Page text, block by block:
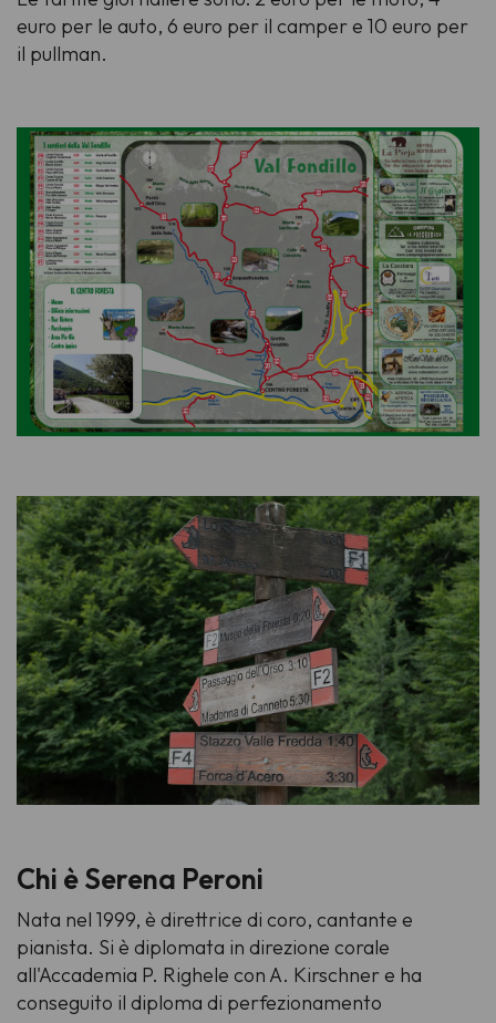
euro per le auto, 6 euro per il camper e 10 euro per
il pullman.
Chi è Serena Peroni
Nata nel 1999, è direttrice di coro, cantante e
pianista. Si è diplomata in direzione corale
all'Accademia P. Righele con A. Kirschner e ha
conseguito il diploma di perfezionamento